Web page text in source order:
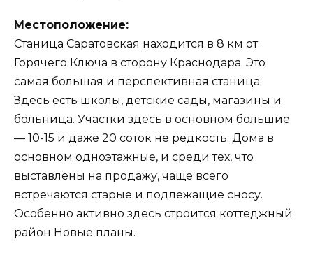
Местоположение:
Станица Саратовская находится в 8 км от
Горячего Ключа в сторону Краснодара. Это
самая большая и перспективная станица.
Здесь есть школы, детские сады, магазины и
больница. Участки здесь в основном большие
— 10-15 и даже 20 соток не редкость. Дома в
основном одноэтажные, и среди тех, что
выставлены на продажу, чаще всего
встречаются старые и подлежащие сносу.
Особенно активно здесь строится коттеджный
район Новые планы.